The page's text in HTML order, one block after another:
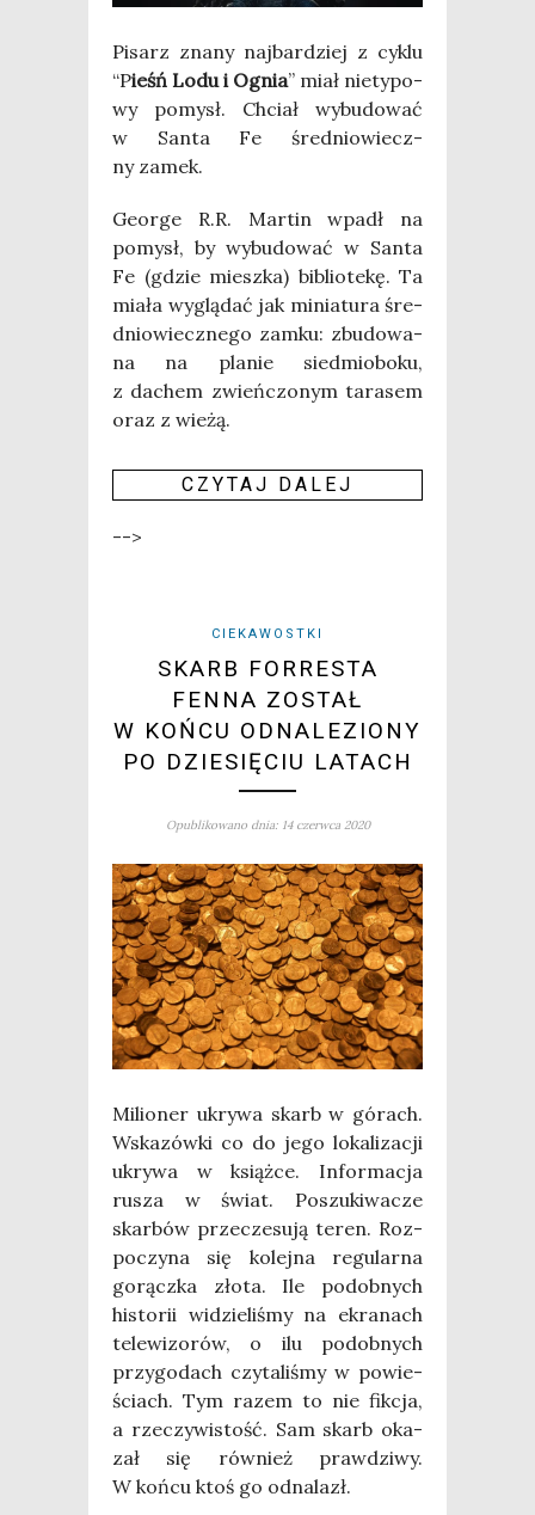
Pisarz zna­ny naj­bar­dziej z cyklu
“Pieśń Lodu i Ognia” miał nie­ty­po­
wy pomysł. Chciał wybu­do­wać
w San­ta Fe śre­dnio­wiecz­
ny zamek.
Geo­r­ge R.R. Mar­tin wpadł na
pomysł, by wybu­do­wać w San­ta
Fe (gdzie miesz­ka) biblio­te­kę. Ta
mia­ła wyglą­dać jak minia­tu­ra śre­
dnio­wiecz­ne­go zam­ku: zbu­do­wa­
na na pla­nie sied­mio­bo­ku,
z dachem zwień­czo­nym tara­sem
oraz z wie­żą.
CZY­TAJ DALEJ
-->
CIEKAWOSTKI
SKARB FORRESTA
FENNA ZOSTAŁ
W KOŃCU ODNALEZIONY
PO DZIESIĘCIU LATACH
Opublikowano dnia: 14 czerwca 2020
Milio­ner ukry­wa skarb w górach.
Wska­zów­ki co do jego loka­li­za­cji
ukry­wa w książ­ce. Infor­ma­cja
rusza w świat. Poszu­ki­wa­cze
skar­bów prze­cze­su­ją teren. Roz­
po­czy­na się kolej­na regu­lar­na
gorącz­ka zło­ta. Ile podob­nych
histo­rii widzie­li­śmy na ekra­nach
tele­wi­zo­rów, o ilu podob­nych
przy­go­dach czy­ta­li­śmy w powie­
ściach. Tym razem to nie fik­cja,
a rze­czy­wi­stość. Sam skarb oka­
zał się rów­nież praw­dzi­wy.
W koń­cu ktoś go odna­lazł.